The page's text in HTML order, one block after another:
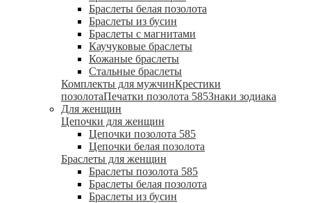
Браслеты белая позолота
Браслеты из бусин
Браслеты с магнитами
Каучуковые браслеты
Кожаные браслеты
Стальные браслеты
Комплекты для мужчинКрестики
позолотаПечатки позолота 585Знаки зодиака
Для женщин
Цепочки для женщин
Цепочки позолота 585
Цепочки белая позолота
Браслеты для женщин
Браслеты позолота 585
Браслеты белая позолота
Браслеты из бусин